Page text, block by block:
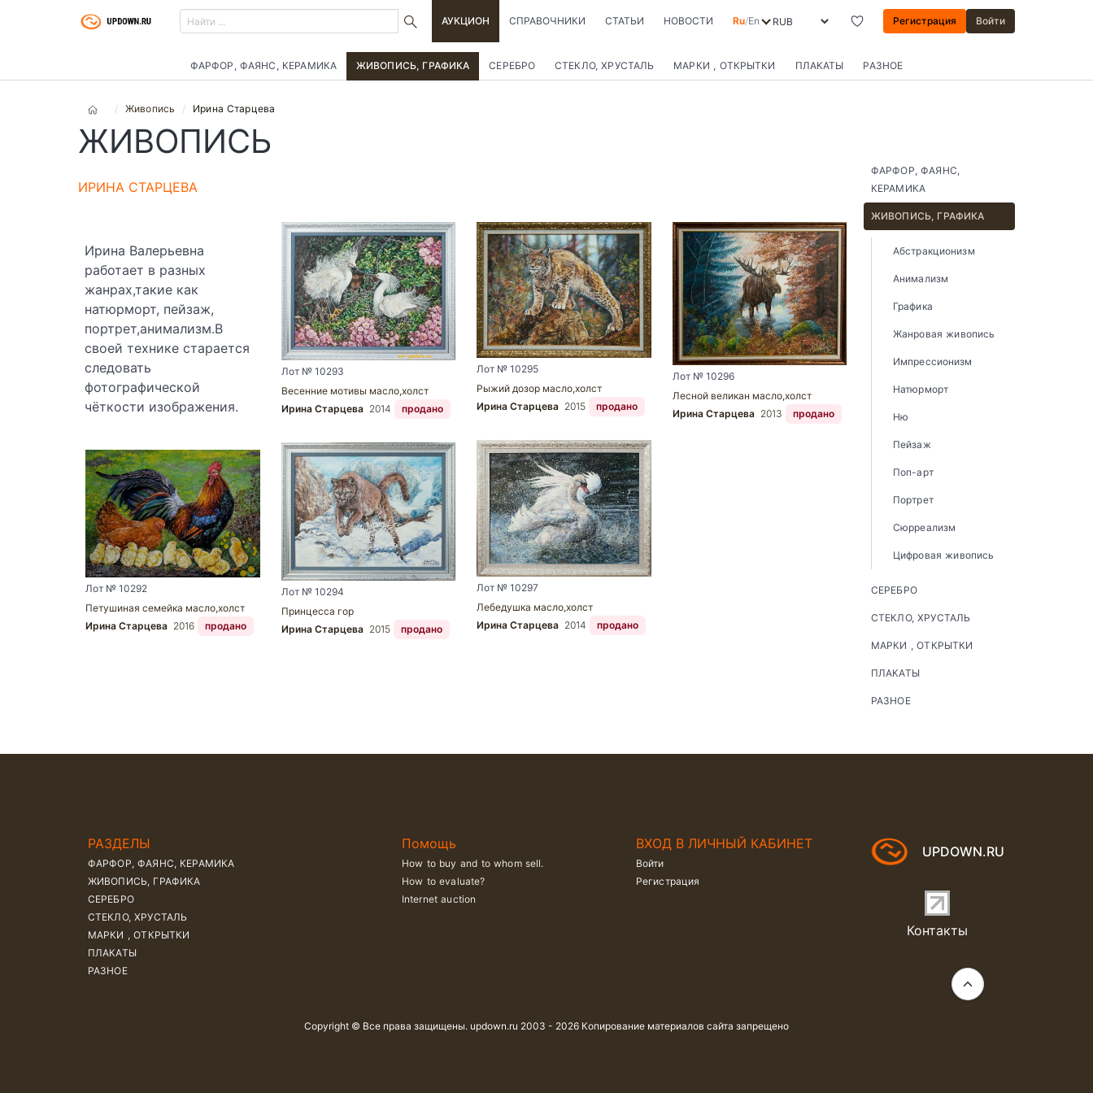
АУКЦИОН СПРАВОЧНИКИ СТАТЬИ НОВОСТИ Ru/En Регистрация Войти
ФАРФОР, ФАЯНС, КЕРАМИКА ЖИВОПИСЬ, ГРАФИКА СЕРЕБРО СТЕКЛО, ХРУСТАЛЬ МАРКИ , ОТКРЫТКИ ПЛАКАТЫ РАЗНОЕ
Живопись Ирина Старцева
ЖИВОПИСЬ
ИРИНА СТАРЦЕВА
Ирина Валерьевна
работает в разных
жанрах,такие как
натюрморт, пейзаж,
портрет,анимализм.В
своей технике старается
следовать
фотографической
чёткости изображения.
Лот № 10292
Петушиная семейка масло,холст
Ирина Старцева 2016 продано
Лот № 10293
Весенние мотивы масло,холст
Ирина Старцева 2014 продано
Лот № 10294
Принцесса гор
Ирина Старцева 2015 продано
Лот № 10295
Рыжий дозор масло,холст
Ирина Старцева 2015 продано
Лот № 10297
Лебедушка масло,холст
Ирина Старцева 2014 продано
Лот № 10296
Лесной великан масло,холст
Ирина Старцева 2013 продано
ФАРФОР, ФАЯНС,
КЕРАМИКА
ЖИВОПИСЬ, ГРАФИКА
Абстракционизм
Анимализм
Графика
Жанровая живопись
Импрессионизм
Натюрморт
Ню
Пейзаж
Поп-арт
Портрет
Сюрреализм
Цифровая живопись
СЕРЕБРО
СТЕКЛО, ХРУСТАЛЬ
МАРКИ , ОТКРЫТКИ
ПЛАКАТЫ
РАЗНОЕ
РАЗДЕЛЫ
ФАРФОР, ФАЯНС, КЕРАМИКА
ЖИВОПИСЬ, ГРАФИКА
СЕРЕБРО
СТЕКЛО, ХРУСТАЛЬ
МАРКИ , ОТКРЫТКИ
ПЛАКАТЫ
РАЗНОЕ
Помощь
How to buy and to whom sell.
How to evaluate?
Internet auction
ВХОД В ЛИЧНЫЙ КАБИНЕТ
Войти
Регистрация
UPDOWN.RU
Контакты
Copyright © Все права защищены. updown.ru 2003 - 2026 Копирование материалов сайта запрещено